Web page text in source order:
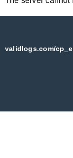
validlogs.com/